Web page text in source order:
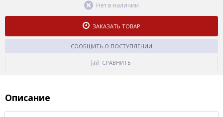
Нет в наличии
ЗАКАЗАТЬ ТОВАР
СООБЩИТЬ О ПОСТУПЛЕНИИ
СРАВНИТЬ
Описание